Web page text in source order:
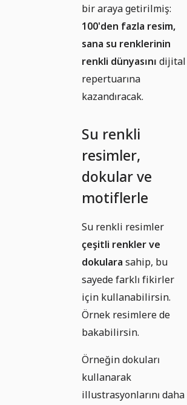
bir araya getirilmiş:
100'den fazla resim,
sana su renklerinin
renkli dünyasını dijital
repertuarına
kazandıracak.
Su renkli
resimler,
dokular ve
motiflerle
Su renkli resimler
çeşitli renkler ve
dokulara sahip, bu
sayede farklı fikirler
için kullanabilirsin.
Örnek resimlere de
bakabilirsin.
Örneğin dokuları
kullanarak
illustrasyonlarını daha